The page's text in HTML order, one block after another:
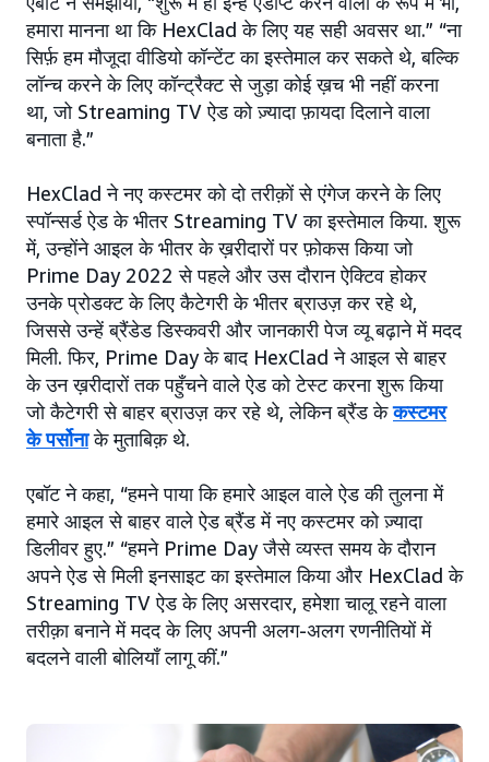
हमारा मानना था कि HexClad के लिए यह सही अवसर था.” “ना
सिर्फ़ हम मौजूदा वीडियो कॉन्टेंट का इस्तेमाल कर सकते थे, बल्कि
लॉन्च करने के लिए कॉन्ट्रैक्ट से जुड़ा कोई ख़च भी नहीं करना
था, जो Streaming TV ऐड को ज़्यादा फ़ायदा दिलाने वाला
बनाता है.”
HexClad ने नए कस्टमर को दो तरीक़ों से एंगेज करने के लिए
स्पॉन्सर्ड ऐड के भीतर Streaming TV का इस्तेमाल किया. शुरू
में, उन्होंने आइल के भीतर के ख़रीदारों पर फ़ोकस किया जो
Prime Day 2022 से पहले और उस दौरान ऐक्टिव होकर
उनके प्रोडक्ट के लिए कैटेगरी के भीतर ब्राउज़ कर रहे थे,
जिससे उन्हें ब्रैंडेड डिस्कवरी और जानकारी पेज व्यू बढ़ाने में मदद
मिली. फिर, Prime Day के बाद HexClad ने आइल से बाहर
के उन ख़रीदारों तक पहुँचने वाले ऐड को टेस्ट करना शुरू किया
जो कैटेगरी से बाहर ब्राउज़ कर रहे थे, लेकिन ब्रैंड केकस्टमर
के पर्सोनाके मुताबिक़ थे.
एबॉट ने कहा, “हमने पाया कि हमारे आइल वाले ऐड की तुलना में
हमारे आइल से बाहर वाले ऐड ब्रैंड में नए कस्टमर को ज़्यादा
डिलीवर हुए.” “हमने Prime Day जैसे व्यस्त समय के दौरान
अपने ऐड से मिली इनसाइट का इस्तेमाल किया और HexClad के
Streaming TV ऐड के लिए असरदार, हमेशा चालू रहने वाला
तरीक़ा बनाने में मदद के लिए अपनी अलग-अलग रणनीतियों में
बदलने वाली बोलियाँ लागू कीं.”